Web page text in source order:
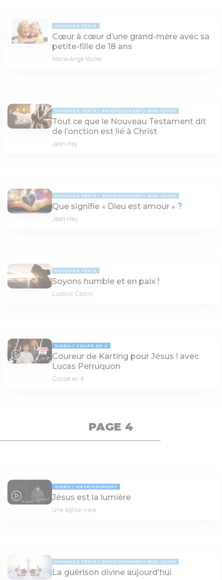
MESSAGE TEXTE
Cœur à cœur d’une grand-mère avec sa
petite-fille de 18 ans
Marie-Ange Muller
MESSAGE TEXTE ENSEIGNEMENTS BIBLIQUES
Tout ce que le Nouveau Testament dit
de l’onction est lié à Christ
Jean Hay
MESSAGE TEXTE ENSEIGNEMENTS BIBLIQUES
Que signifie « Dieu est amour » ?
Jean Hay
MESSAGE TEXTE
Soyons humble et en paix !
Ludovic Caprin
29:41
VIDÉO COUPÉ EN 4
Coureur de Karting pour Jésus ! avec
Lucas Perruquon
Coupé en 4
PAGE 4
45:07
VIDÉO ENSEIGNEMENT
Jésus est la lumière
Une église vraie
MESSAGE TEXTE ENSEIGNEMENTS BIBLIQUES
La guérison divine aujourd'hui